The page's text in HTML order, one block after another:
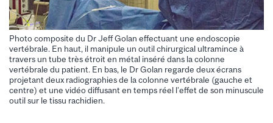
Photo composite du Dr Jeff Golan effectuant une endoscopie
vertébrale. En haut, il manipule un outil chirurgical ultramince à
travers un tube très étroit en métal inséré dans la colonne
vertébrale du patient. En bas, le Dr Golan regarde deux écrans
projetant deux radiographies de la colonne vertébrale (gauche et
centre) et une vidéo diffusant en temps réel l’effet de son minuscule
outil sur le tissu rachidien.